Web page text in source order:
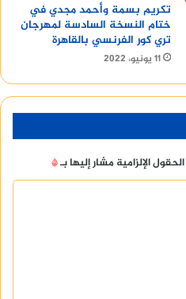
تكريم بسمة وأحمد مجدي في
ختام النسخة السادسة لمهرجان
تري كور الفرنسي بالقاهرة
11 يونيو، 2022
الحقول الإلزامية مشار إليها بـ*